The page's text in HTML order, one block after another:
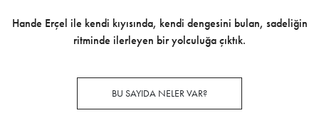
Hande Erçel ile kendi kıyısında, kendi dengesini bulan, sadeliğin
ritminde ilerleyen bir yolculuğa çıktık.
BU SAYIDA NELER VAR?